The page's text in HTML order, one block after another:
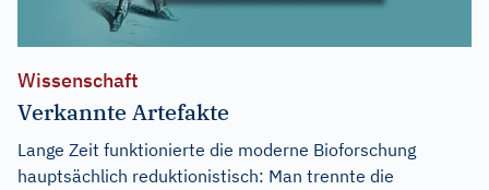
Wissenschaft
Verkannte Artefakte
Lange Zeit funktionierte die moderne Bioforschung
hauptsächlich reduktionistisch: Man trennte die